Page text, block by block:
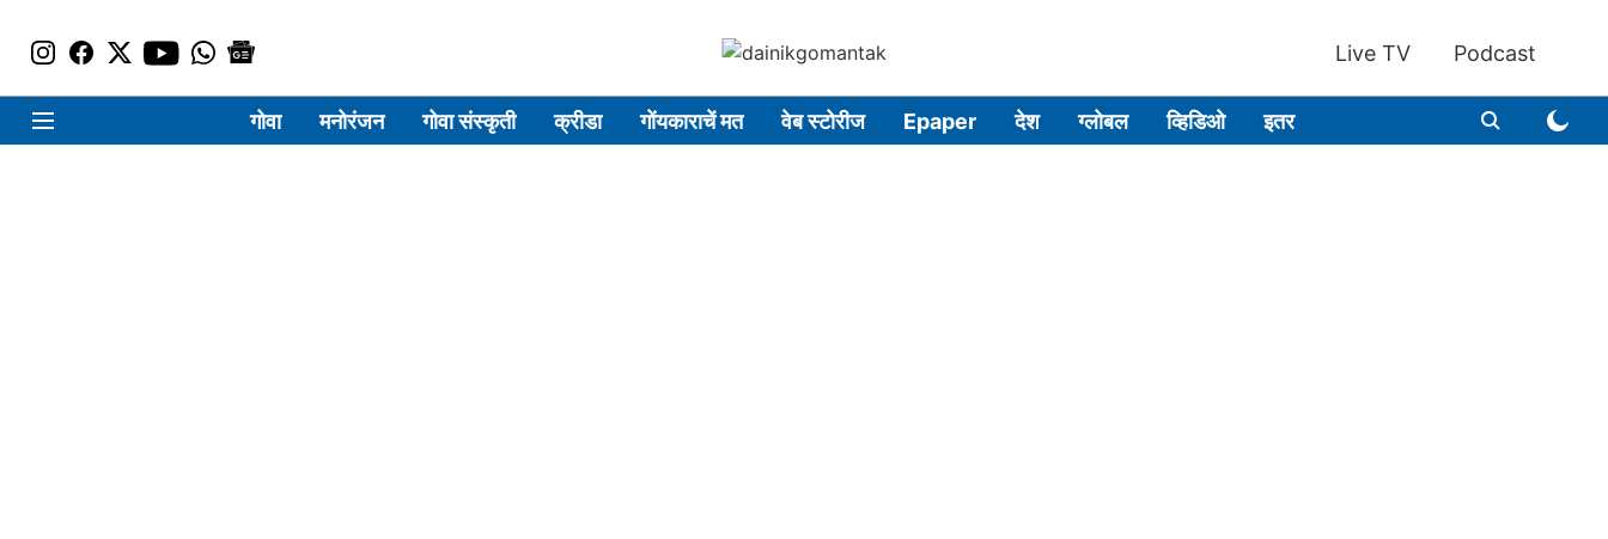
Live TV Podcast
गोवा मनोरंजन गोवा संस्कृती क्रीडा गोंयकाराचें मत वेब स्टोरीज Epaper देश ग्लोबल व्हिडिओ इतर